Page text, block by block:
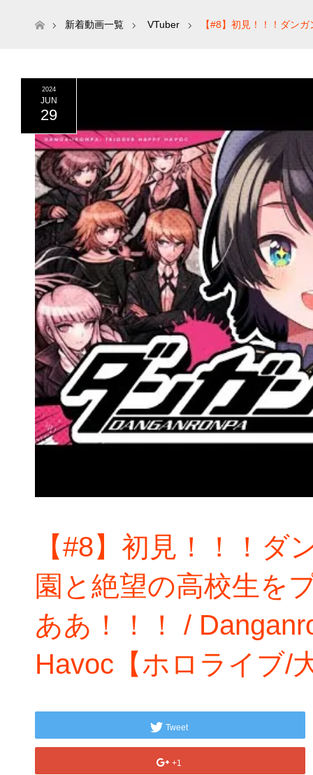
ホーム新着動画一覧 VTuber 【#8】初見！！！ダン
2024
JUN
29
【#8】初見！！！ダ
園と絶望の高校生を
ああ！！！ /
Havoc【ホロライブ/
Tweet
+1